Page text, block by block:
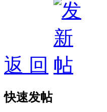
返 回
快速发帖